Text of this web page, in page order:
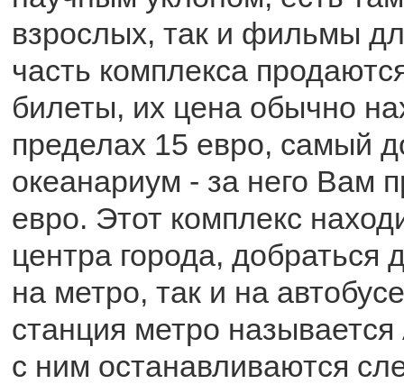
взрослых, так и фильмы
часть комплекса
билеты, их цена обычно
пределах 15 евро, самый
океанариум - за него Вам
евро. Этот комплекс
центра города, добраться
на метро, так и на
станция метро
с ним останавливаются